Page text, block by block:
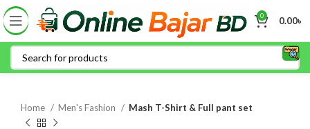
0 0.00৳
Home Men's Fashion Mash T-Shirt & Full pant set